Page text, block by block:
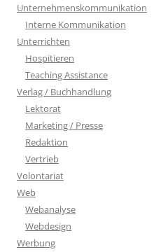
Unternehmenskommunikation
Interne Kommunikation
Unterrichten
Hospitieren
Teaching Assistance
Verlag / Buchhandlung
Lektorat
Marketing / Presse
Redaktion
Vertrieb
Volontariat
Web
Webanalyse
Webdesign
Werbung